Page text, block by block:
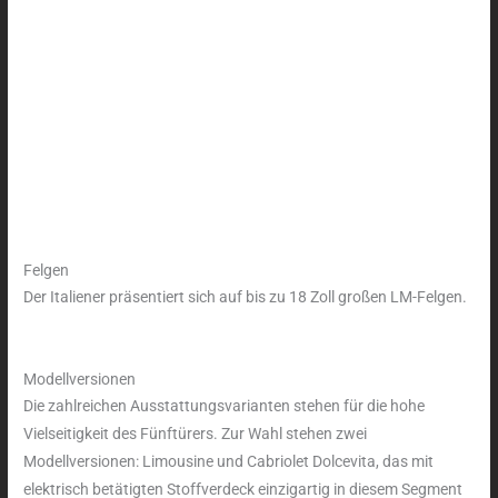
Felgen
Der Italiener präsentiert sich auf bis zu 18 Zoll großen LM-Felgen.
Modellversionen
Die zahlreichen Ausstattungsvarianten stehen für die hohe
Vielseitigkeit des Fünftürers. Zur Wahl stehen zwei
Modellversionen: Limousine und Cabriolet Dolcevita, das mit
elektrisch betätigten Stoffverdeck einzigartig in diesem Segment